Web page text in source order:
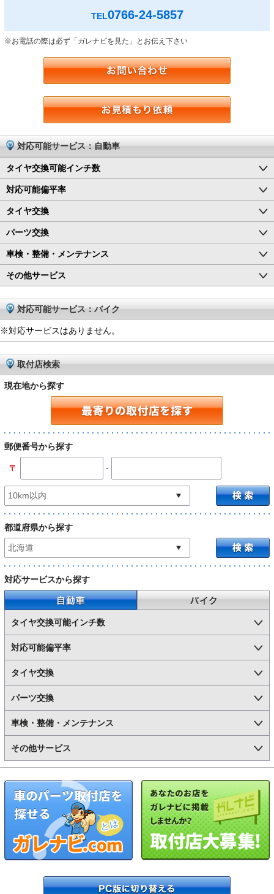
TEL0766-24-5857
※お電話の際は必ず「ガレナビを見た」とお伝え下さい
対応可能サービス：自動車
タイヤ交換可能インチ数
対応可能偏平率
タイヤ交換
パーツ交換
車検・整備・メンテナンス
その他サービス
対応可能サービス：バイク
※対応サービスはありません。
取付店検索
現在地から探す
郵便番号から探す
〒 -
都道府県から探す
対応サービスから探す
自動車
バイク
タイヤ交換可能インチ数
対応可能偏平率
タイヤ交換
パーツ交換
車検・整備・メンテナンス
その他サービス